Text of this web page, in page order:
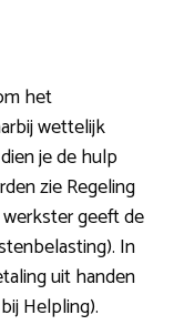
het
wettelijk
je de hulp
zie Regeling
geeft de
In
uit handen
Helpling).